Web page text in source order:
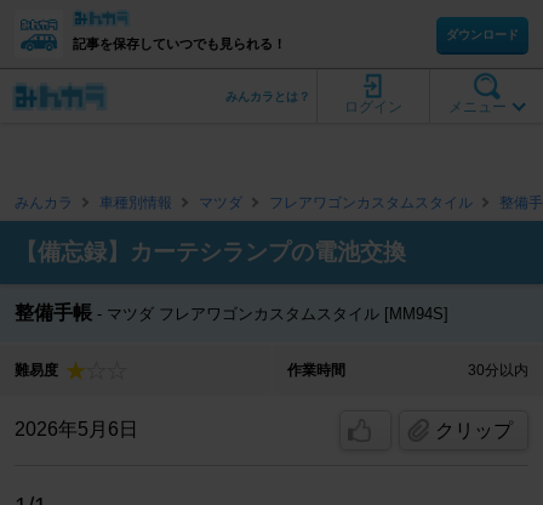
記事を保存していつでも見られる！
ダウンロード
メニュー
ログイン
みんカラとは？
みんカラ 車種別情報 マツダ フレアワゴンカスタムスタイル 整備
【備忘録】カーテシランプの電池交換
整備手帳 マツダ フレアワゴンカスタムスタイル [MM94S]
難易度 作業時間 30分以内
2026年5月6日 クリップ